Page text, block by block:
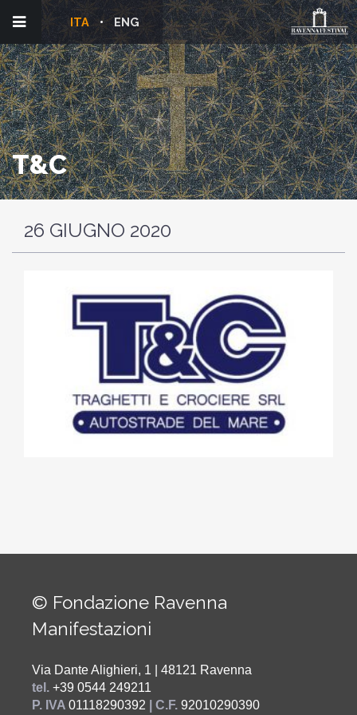
ENG
ITA
T&C
26 GIUGNO 2020
© Fondazione Ravenna
Manifestazioni
Via Dante Alighieri, 1 | 48121 Ravenna
tel. +39 0544 249211
P. IVA 01118290392 | C.F. 92010290390